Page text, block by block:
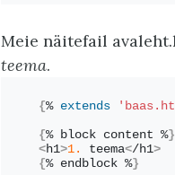
Meie näitefail
teema.
{% extends
{% block content %}
<h1>1. teema</h1>
{% endblock %}